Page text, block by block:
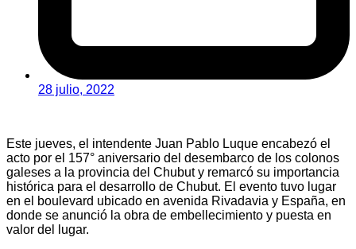
28 julio, 2022
Este jueves, el intendente Juan Pablo Luque encabezó el
acto por el 157° aniversario del desembarco de los colonos
galeses a la provincia del Chubut y remarcó su importancia
histórica para el desarrollo de Chubut. El evento tuvo lugar
en el boulevard ubicado en avenida Rivadavia y España, en
donde se anunció la obra de embellecimiento y puesta en
valor del lugar.